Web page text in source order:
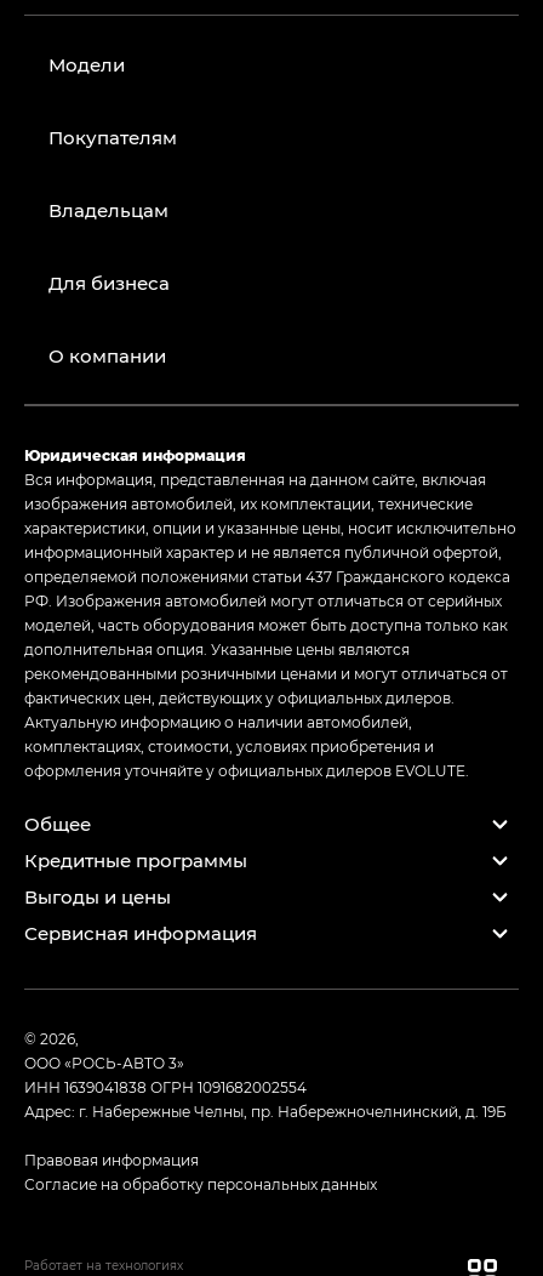
Модели
Покупателям
Владельцам
Для бизнеса
О компании
Юридическая информация
Вся информация, представленная на данном сайте, включая
изображения автомобилей, их комплектации, технические
характеристики, опции и указанные цены, носит исключительно
информационный характер и не является публичной офертой,
определяемой положениями статьи 437 Гражданского кодекса
РФ. Изображения автомобилей могут отличаться от серийных
моделей, часть оборудования может быть доступна только как
дополнительная опция. Указанные цены являются
рекомендованными розничными ценами и могут отличаться от
фактических цен, действующих у официальных дилеров.
Актуальную информацию о наличии автомобилей,
комплектациях, стоимости, условиях приобретения и
оформления уточняйте у официальных дилеров EVOLUTE.
Общее
Кредитные программы
Выгоды и цены
Сервисная информация
© 2026,
ООО «РОСЬ-АВТО 3»
ИНН 1639041838 ОГРН 1091682002554
Адрес: г. Набережные Челны, пр. Набережночелнинский, д. 19Б
Правовая информация
Согласие на обработку персональных данных
Работает на технологиях